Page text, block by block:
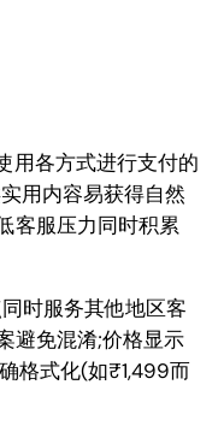
用各方式进行支付的
用内容易获得自然
客服压力同时积累
时服务其他地区客
避免混淆;价格显示
格式化(如₹1,499而